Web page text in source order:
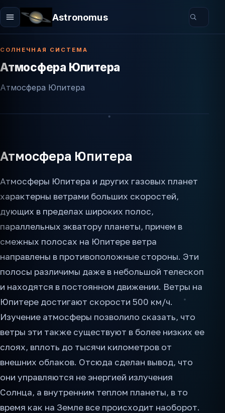
Astronomus
СОЛНЕЧНАЯ СИСТЕМА
Атмосфера Юпитера
Атмосфера Юпитера
Атмосфера Юпитера
Атмосферы Юпитера и других газовых планет
характерны ветрами больших скоростей,
дующих в пределах широких полос,
параллельных экватору планеты, причем в
смежных полосах на Юпитере ветра
направлены в противоположные стороны. Эти
полосы различимы даже в небольшой телескоп
и находятся в постоянном движении. Ветры на
Юпитере достигают скорости 500 км/ч.
Изучение атмосферы позволило сказать, что
ветры эти также существуют в более низких ее
слоях, вплоть до тысячи километров от
внешних облаков. Отсюда сделан вывод, что
они управляются не энергией излучения
Солнца, а внутренним теплом планеты, в то
время как на Земле все происходит наоборот.